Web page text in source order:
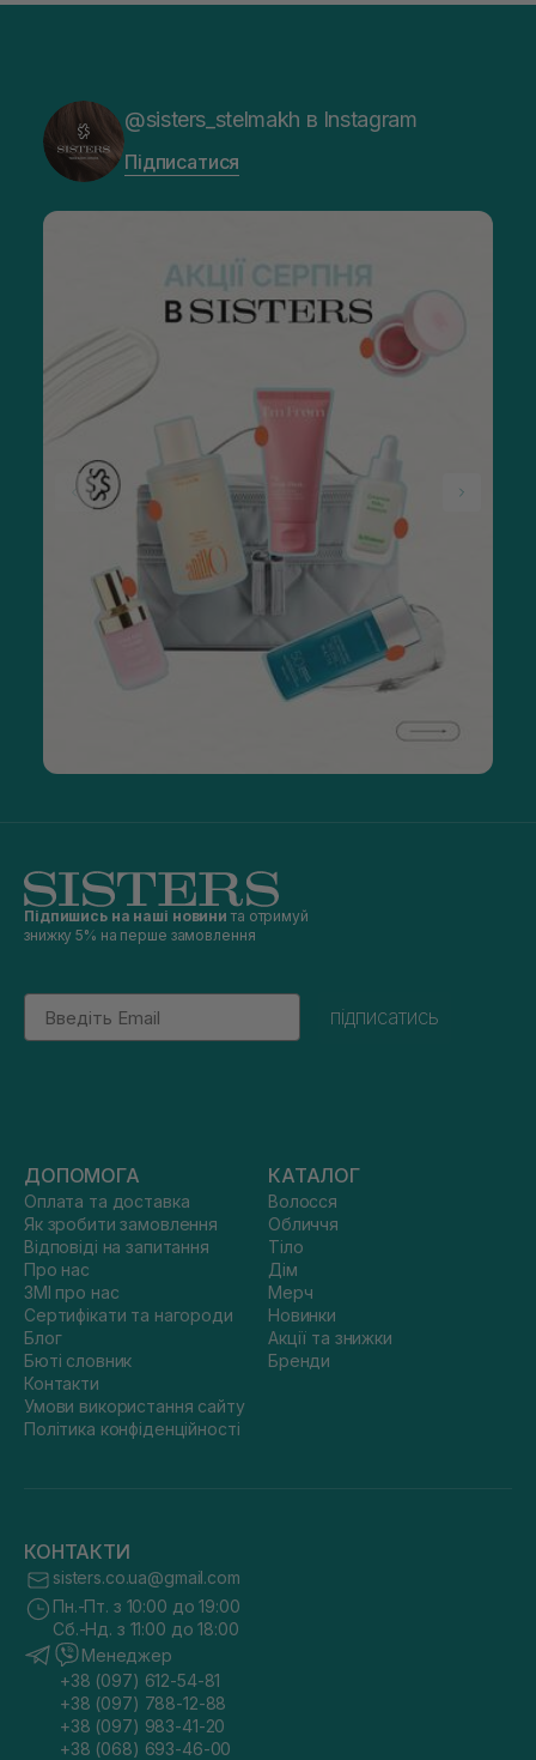
@sisters_stelmakh в Instagram
Підписатися
Підпишись на наші новини та отримуй
знижку 5% на перше замовлення
Email
підписатись
ДОПОМОГА
Оплата та доставка
Як зробити замовлення
Відповіді на запитання
Про нас
ЗМІ про нас
Сертифікати та нагороди
Блог
Бюті словник
Контакти
Умови використання сайту
Політика конфіденційності
КАТАЛОГ
Волосся
Обличчя
Тіло
Дім
Мерч
Новинки
Акції та знижки
Бренди
КОНТАКТИ
sisters.co.ua@gmail.com
Пн.-Пт. з 10:00 до 19:00
Сб.-Нд. з 11:00 до 18:00
Менеджер
+38 (097) 612-54-81
+38 (097) 788-12-88
+38 (097) 983-41-20
+38 (068) 693-46-00